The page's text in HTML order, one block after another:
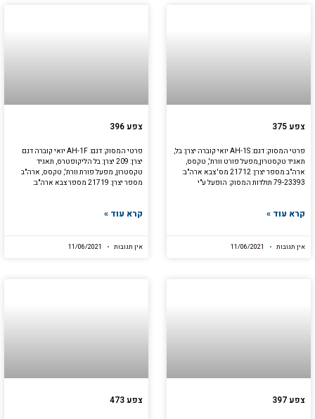
צפע 375
פרטי המסוק: דגם: AH-1S יואי קוברה יצרן: בל,
תאגיד טקסטרון,מפעל פורט וורת', טקסס,
ארה"ב מספר יצרן: 21712 מס' צבא ארה"ב:
79-23393 תולדות המסוק: הופעל ע"י
קרא עוד »
אין תגובות
צפע 396
פרטי המסוק: דגם: AH-1F יואי קוברה דגם
יצרן: 209 יצרן: בל הליקופטרס, תאגיד
טקסטרון, מפעל פורת וורת', טקסס, ארה"ב
מספר יצרן: 21719 מספר צבא ארה"ב:
קרא עוד »
אין תגובות
צפע 397 צפע 473